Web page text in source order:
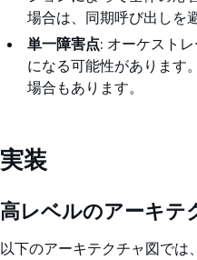
場合は、同期呼び出しを
単一障害点: オーケスト
になる可能性があります
場合もあります。
実装
高レベルのアーキテ
以下のアーキテクチャ図では